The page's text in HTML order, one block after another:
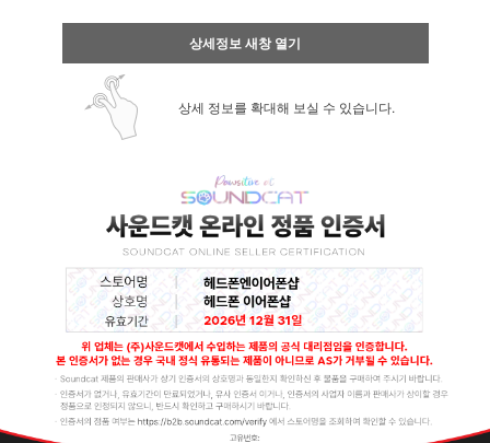
상세정보 새창 열기
상세 정보를 확대해 보실 수 있습니다.